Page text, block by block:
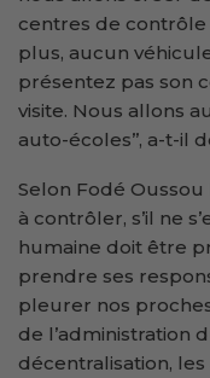
centres de contrôle
plus, aucun
présentez pas son
visite. Nous allons
auto-écoles’’, a-t-il
Selon Fodé Oussou
à contrôler, s’il ne
humaine doit être
prendre ses
pleurer nos
de l’administration
décentralisation,